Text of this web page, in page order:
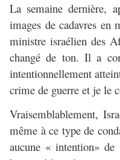
La semaine dernière,
images de cadavres en
ministre israélien des
changé de ton. Il a
intentionnellement
crime de guerre et je le
Vraisemblablement,
même à ce type de
aucune « intention»